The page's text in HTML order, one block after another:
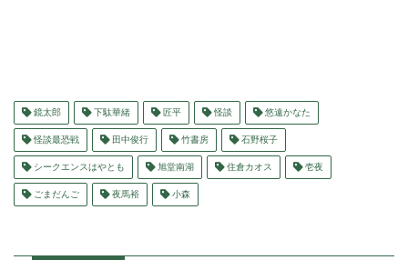
鏡太郎 下駄華緒 匠平 怪談 悠遠かなた
怪談最恐戦 田中俊行 竹書房 石野桜子
シークエンスはやとも 旭堂南湖 住倉カオス 壱夜
ごまだんご 夜馬裕 小森